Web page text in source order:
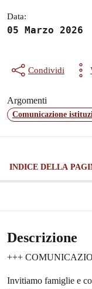
Data:
05 Marzo 2026
Condividi
Argomenti
Comunicazione
INDICE DELLA
Descrizione
+++
Invitiamo famiglie e